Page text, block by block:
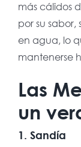
más cálidos
por su
en agua, lo
mantenerse
Las
un
1. Sandía